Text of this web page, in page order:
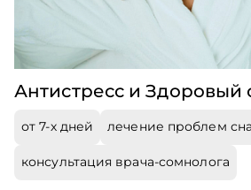
Антистресс и Здоровый
от 7-х дней лечение проблем сна
консультация врача-сомнолога